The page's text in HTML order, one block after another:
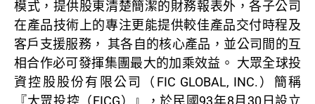
模式 ，提供股東清楚簡潔的財務報表外，各子公司
在產品技術上的專注更能提供較佳產品交付時程及
客戶支援服務， 其各自的核心產品，並公司間的互
相合作必可發揮集團最大的加乘效益。 大眾全球投
資控股股份有限公司（FIC GLOBAL, INC.）簡稱
『大眾投控（FICG）』，於民國93年8月30日設立